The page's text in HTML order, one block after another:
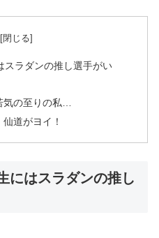
スラダンの推し選手がい
の至りの私…
道がヨイ！
にはスラダンの推し